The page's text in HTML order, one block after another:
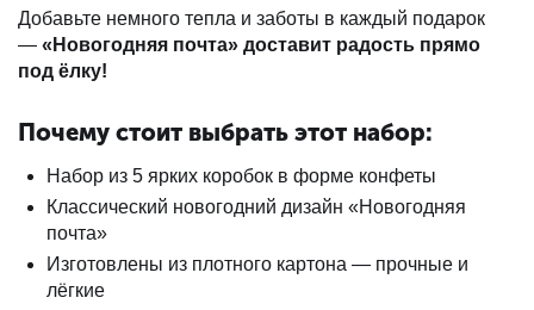
Добавьте немного тепла и заботы в каждый подарок
— «Новогодняя почта» доставит радость прямо
под ёлку!
Почему стоит выбрать этот набор:
Набор из 5 ярких коробок в форме конфеты
Классический новогодний дизайн «Новогодняя
почта»
Изготовлены из плотного картона — прочные и
лёгкие